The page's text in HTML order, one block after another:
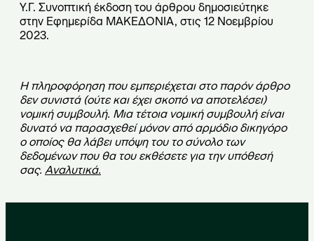
Υ.Γ. Συνοπτική έκδοση του άρθρου δημοσιεύτηκε
στην Εφημερίδα ΜΑΚΕΔΟΝΙΑ, στις 12 Νοεμβρίου
2023.
Η πληροφόρηση που εμπεριέχεται στο παρόν άρθρο
δεν συνιστά (ούτε και έχει σκοπό να αποτελέσει)
νομική συμβουλή. Μια τέτοια νομική συμβουλή είναι
δυνατό να παρασχεθεί μόνον από αρμόδιο δικηγόρο
ο οποίος θα λάβει υπόψη του το σύνολο των
δεδομένων που θα του εκθέσετε για την υπόθεσή
σας. Αναλυτικά.